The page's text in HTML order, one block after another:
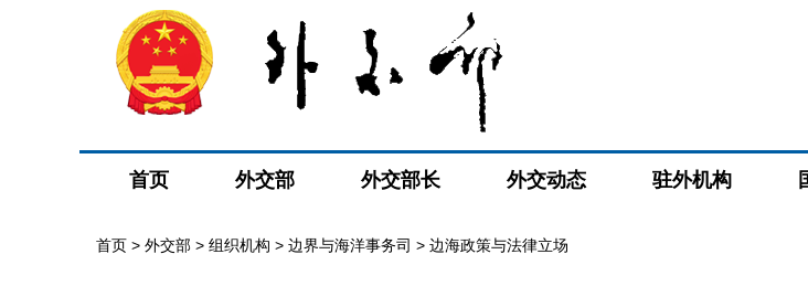
首页 外交部 外交部长 外交动态 驻外机构
首页 > 外交部 > 组织机构 > 边界与海洋事务司 > 边海政策与法律立场